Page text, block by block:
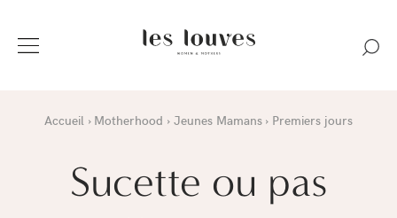
Accueil Motherhood Jeunes Mamans Premiers jours
Sucette ou pas